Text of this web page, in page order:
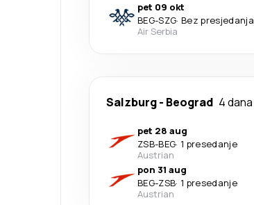
pet 09 okt
BEG-SZG· Bez presjedanja
Air Serbia
Salzburg- Beograd 4 dana
pet 28 aug
ZSB-BEG· 1 presedanje
Austrian
pon 31 aug
BEG-ZSB· 1 presedanje
Austrian